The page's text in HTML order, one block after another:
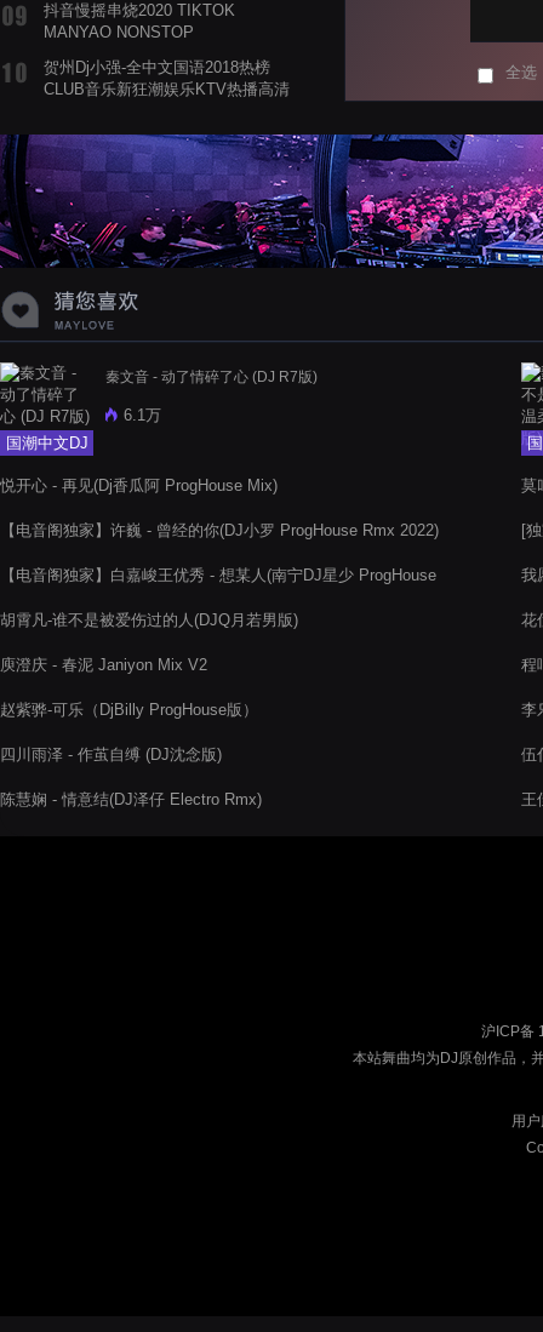
抖音慢摇串烧2020 TIKTOK
MANYAO NONSTOP
蝉爸爸妈妈爱存在夏天的风是想你的
声音啊
贺州Dj小强-全中文国语2018热榜
CLUB音乐新狂潮娱乐KTV热播高清
全选
国潮中文DJ
秦文音 - 动了情碎了心 (DJ R7版)
6.1万
悦开心 - 再见(Dj香瓜阿 ProgHouse Mix)
【电音阁独家】许巍 - 曾经的你(DJ小罗 ProgHouse Rmx 2022)
【电音阁独家】白嘉峻王优秀 - 想某人(南宁DJ星少 ProgHouse
胡霄凡-谁不是被爱伤过的人(DJQ月若男版)
庾澄庆 - 春泥 Janiyon Mix V2
赵紫骅-可乐（DjBilly ProgHouse版）
四川雨泽 - 作茧自缚 (DJ沈念版)
陈慧娴 - 情意结(DJ泽仔 Electro Rmx)
莫
[
我
花
程
李
伍
王
沪ICP备
本站舞曲均为DJ原创作品，
用